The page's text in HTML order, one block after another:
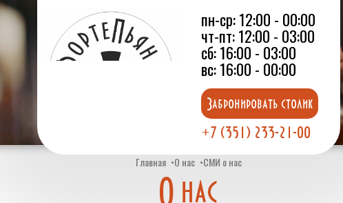
пн-ср: 12:00 - 00:00
чт-пт: 12:00 - 03:00
сб: 16:00 - 03:00
вс: 16:00 - 00:00
Забронировать столик
+7 (351) 233-21-00
Главная О нас СМИ о нас
О нас